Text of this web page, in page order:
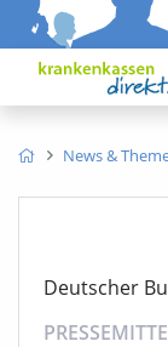
News &
Deutscher